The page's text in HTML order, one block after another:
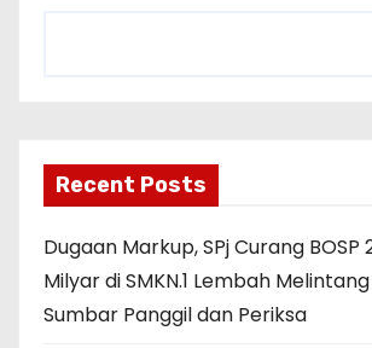
Recent Posts
Dugaan Markup, SPj Curang BOSP
Milyar di SMKN.1 Lembah
Sumbar Panggil dan Periksa